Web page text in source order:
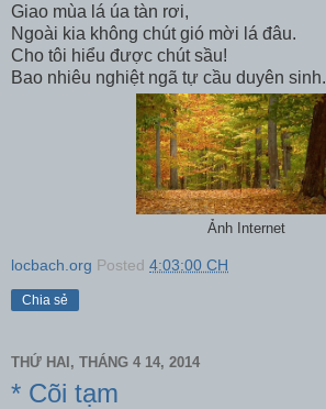
Giao mùa lá úa tàn rơi,
Ngoài kia không chút gió mời lá đâu.
Cho tôi hiểu được chút sầu!
Bao nhiêu nghiệt ngã tự cầu duyên sinh.
Ảnh Internet
locbach.org Posted 4:03:00 CH
Chia sẻ
THỨ HAI, THÁNG 4 14, 2014
* Cõi tạm